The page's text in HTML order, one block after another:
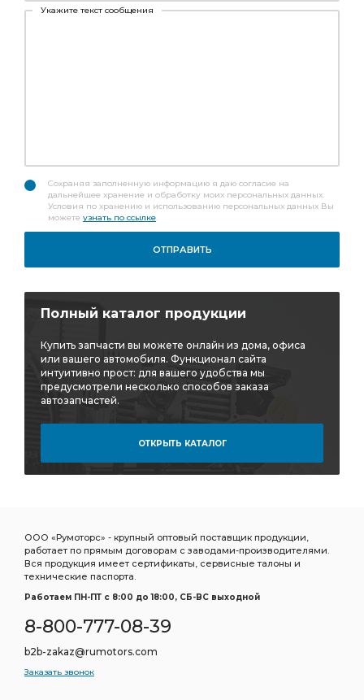
Укажите текст сообщения
Сохраняя заполненную информацию я даю согласие на
дальнейшее хранение и обработку моих персональных данных.
Условия по хранению и использованию персональных данных Вы
можете узнать по ссылке.
Полный каталог продукции
Купить запчасти вы можете онлайн из дома, офиса
или вашего автомобиля. Функционал сайта
интуитивно прост: для вашего удобства мы
предусмотрели несколько способов заказа
автозапчастей.
ОТКРЫТЬ КАТАЛОГ
ООО «Румоторс» - крупный оптовый поставщик продукции,
работает по прямым договорам с заводами-производителями.
Вся продукция имеет сертификаты, сервисные талоны и
технические паспорта.
Работаем ПН-ПТ c 8:00 до 18:00, СБ-ВС выходной
8-800-777-08-39
b2b-zakaz@rumotors.com
Заказать звонок